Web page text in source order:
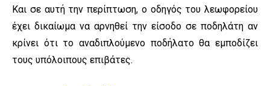
Και σε αυτή την περίπτωση, ο οδηγός του λεωφορείου
έχει δικαίωμα να αρνηθεί την είσοδο σε ποδηλάτη αν
κρίνει ότι το αναδιπλούμενο ποδήλατο θα εμποδίζει
τους υπόλοιπους επιβάτες.